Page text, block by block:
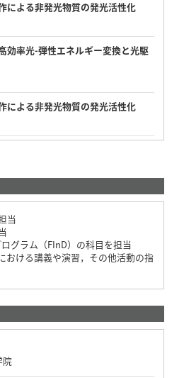
による非発光物質の発光活性化
効率光-弾性エネルギー変換と光駆
による非発光物質の発光活性化
当
グラム（FInD）の科目を担当
おける講義や演習，その他活動の指